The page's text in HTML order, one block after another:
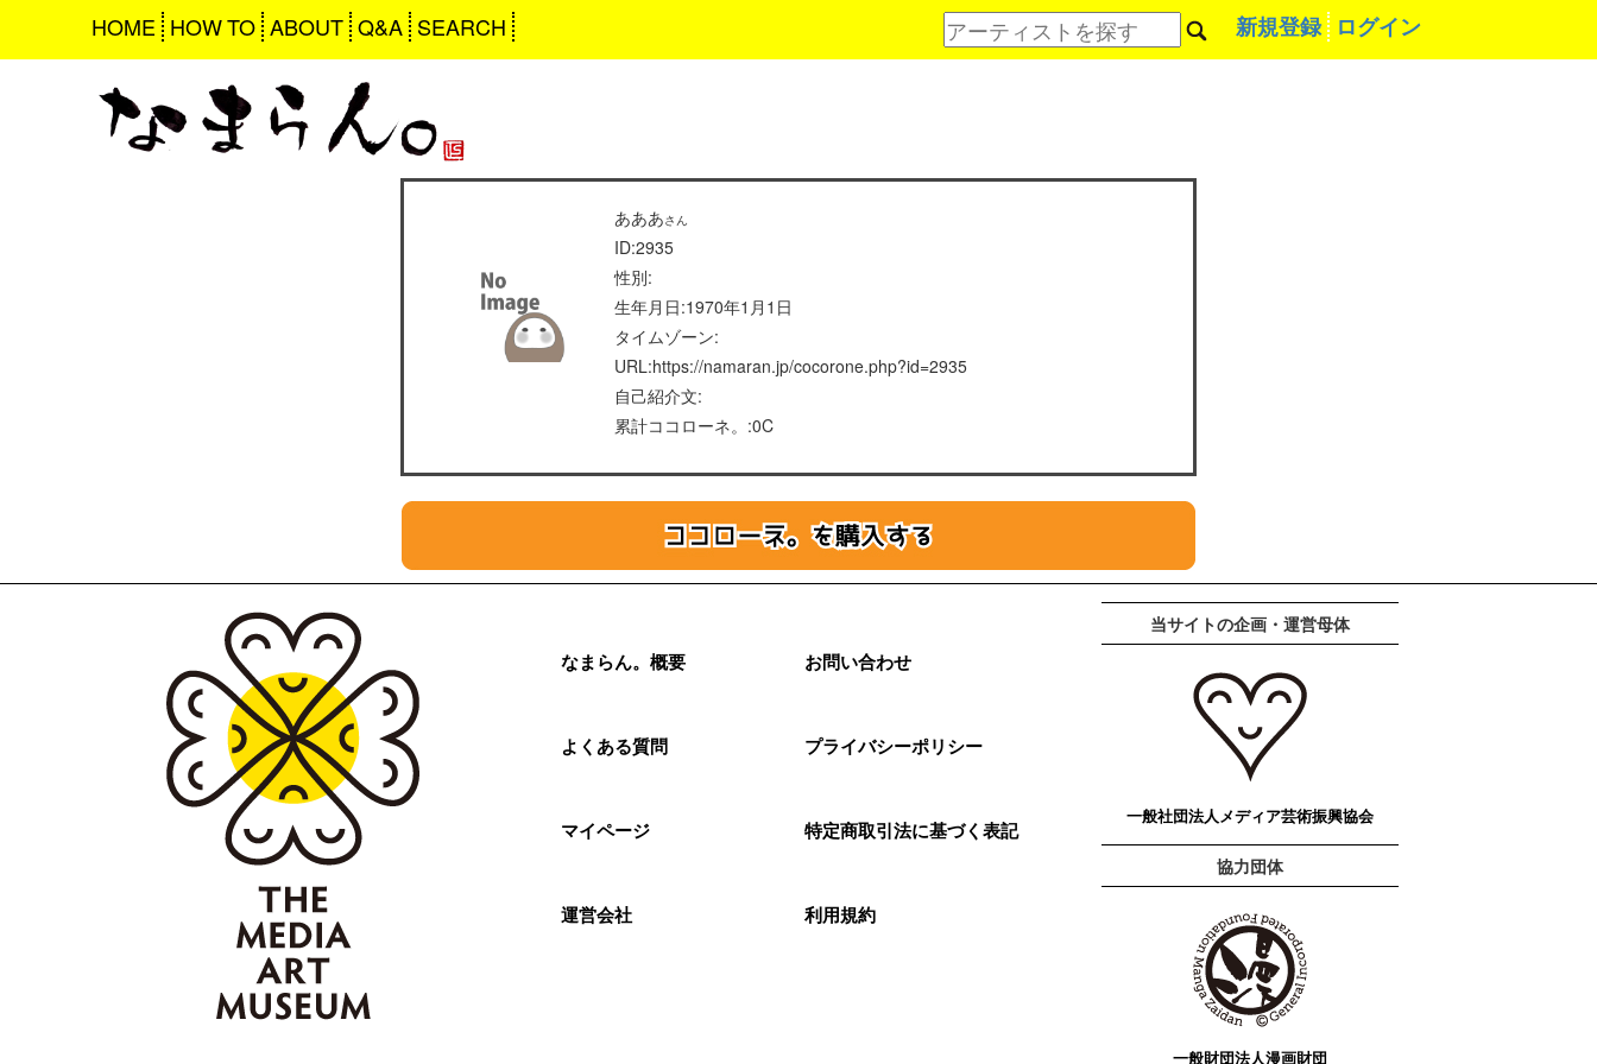
HOME HOW TO ABOUT Q&A SEARCH 新規登録 ログイン
あああさん
ID:2935
性別:
生年月日:1970年1月1日
タイムゾーン:
URL:https://namaran.jp/cocorone.php?id=2935
自己紹介文:
累計ココローネ。:0C
なまらん。概要
よくある質問
マイページ
運営会社
お問い合わせ
プライバシーポリシー
特定商取引法に基づく表記
利用規約
当サイトの企画・運営母体
一般社団法人メディア芸術振興協会
協力団体
一般財団法人漫画財団